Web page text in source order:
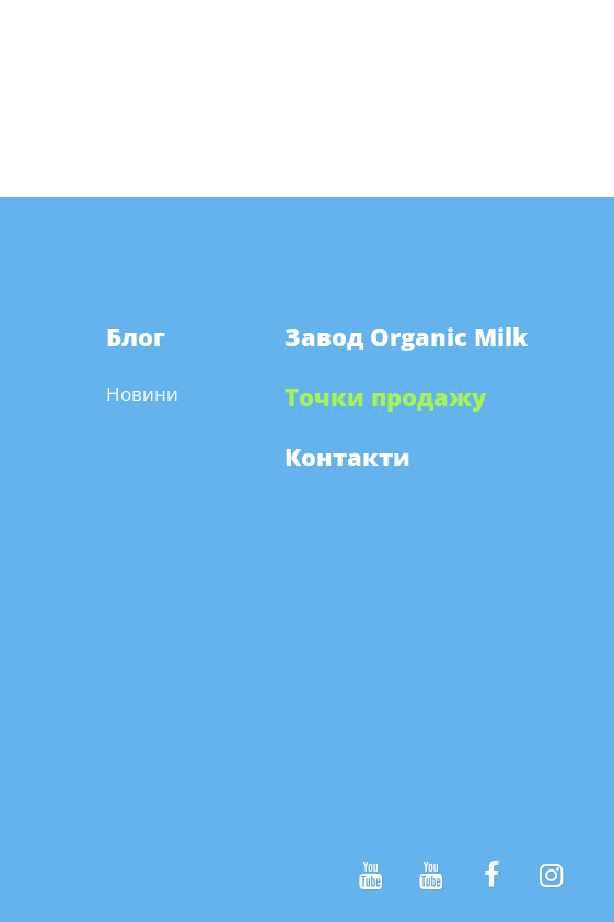
Блог
Новини
Завод Organic Milk
Точки продажу
Контакти